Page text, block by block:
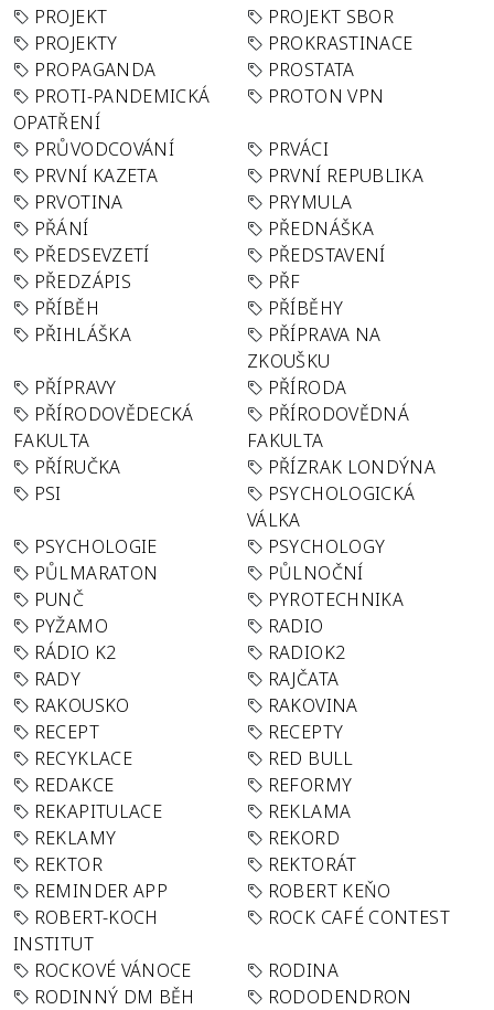
PROJEKT
PROJEKT SBOR
PROJEKTY
PROKRASTINACE
PROPAGANDA
PROSTATA
PROTI-PANDEMICKÁ
OPATŘENÍ
PROTON VPN
PRŮVODCOVÁNÍ
PRVÁCI
PRVNÍ KAZETA
PRVNÍ REPUBLIKA
PRVOTINA
PRYMULA
PŘÁNÍ
PŘEDNÁŠKA
PŘEDSEVZETÍ
PŘEDSTAVENÍ
PŘEDZÁPIS
PŘF
PŘÍBĚH
PŘÍBĚHY
PŘIHLÁŠKA
PŘÍPRAVA NA
ZKOUŠKU
PŘÍPRAVY
PŘÍRODA
PŘÍRODOVĚDECKÁ
FAKULTA
PŘÍRODOVĚDNÁ
FAKULTA
PŘÍRUČKA
PŘÍZRAK LONDÝNA
PSI
PSYCHOLOGICKÁ
VÁLKA
PSYCHOLOGIE
PSYCHOLOGY
PŮLMARATON
PŮLNOČNÍ
PUNČ
PYROTECHNIKA
PYŽAMO
RADIO
RÁDIO K2
RADIOK2
RADY
RAJČATA
RAKOUSKO
RAKOVINA
RECEPT
RECEPTY
RECYKLACE
RED BULL
REDAKCE
REFORMY
REKAPITULACE
REKLAMA
REKLAMY
REKORD
REKTOR
REKTORÁT
REMINDER APP
ROBERT KEŇO
ROBERT-KOCH
INSTITUT
ROCK CAFÉ CONTEST
ROCKOVÉ VÁNOCE
RODINA
RODINNÝ DM BĚH
RODODENDRON